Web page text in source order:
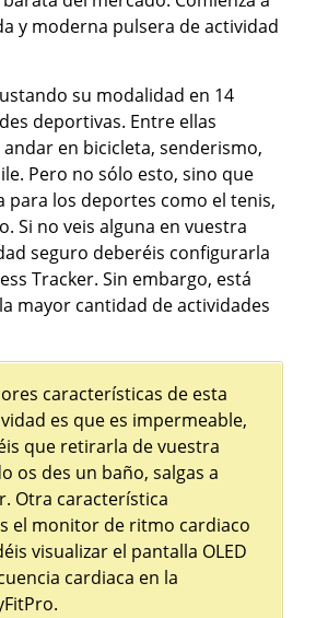
y moderna pulsera de actividad
su modalidad en 14
deportivas. Entre ellas
en bicicleta, senderismo,
Pero no sólo esto, sino que
para los deportes como el tenis,
Si no veis alguna en vuestra
seguro deberéis configurarla
Tracker. Sin embargo, está
mayor cantidad de actividades
características de esta
es que es impermeable,
que retirarla de vuestra
os des un baño, salgas a
Otra característica
el monitor de ritmo cardiaco
visualizar el pantalla OLED
cardiaca en la